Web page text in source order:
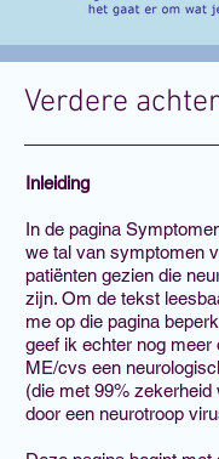
Verdere
Inleiding
In de pagina
we tal van symptomen
patiënten gezien die
zijn. Om de tekst
me op die pagina
geef ik echter nog meer
ME/cvs een
(die met 99%
door een neurotroop